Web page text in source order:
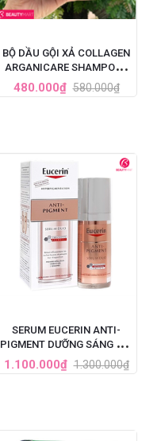
BỘ DẦU GỘI XẢ COLLAGEN
ARGANICARE SHAMPOO -
PHÁP
480.000₫ 580.000₫
SERUM EUCERIN ANTI-
PIGMENT DƯỠNG SÁNG DA,
TRỊ NÁM TÀN NHANG 30ML
1.100.000₫ 1.300.000₫